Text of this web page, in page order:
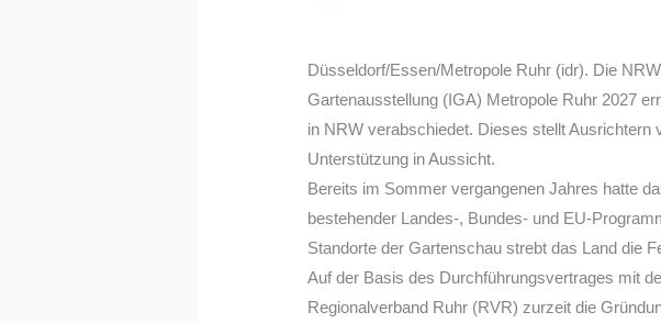
Düsseldorf/Essen/Metropole Ruhr (idr). Die
Gartenausstellung (IGA) Metropole Ruhr 2027
in NRW verabschiedet. Dieses stellt
Unterstützung in Aussicht.
Bereits im Sommer vergangenen Jahres hatte
bestehender Landes-, Bundes- und EU-
Standorte der Gartenschau strebt das Land die
Auf der Basis des Durchführungsvertrages mit
Regionalverband Ruhr (RVR) zurzeit die